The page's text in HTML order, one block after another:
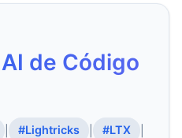
de Código
#Lightricks #LTX